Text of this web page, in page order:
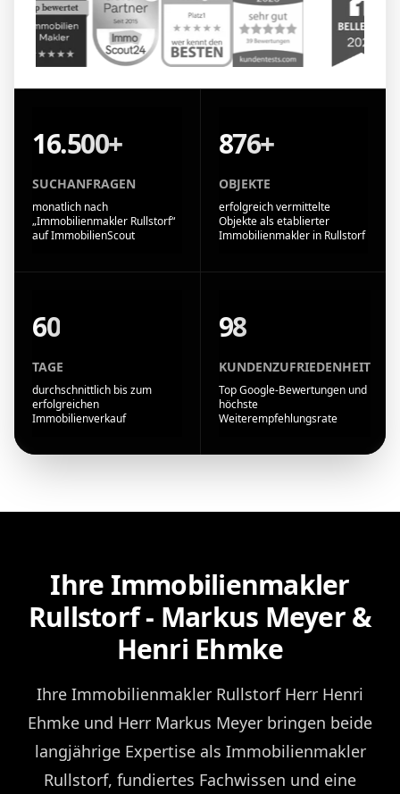
16.500+
SUCHANFRAGEN
monatlich nach
„Immobilienmakler Rullstorf“
auf ImmobilienScout
876+
OBJEKTE
erfolgreich vermittelte
Objekte als etablierter
Immobilienmakler in Rullstorf
60
TAGE
durchschnittlich bis zum
erfolgreichen
Immobilienverkauf
98
KUNDENZUFRIEDENHEIT
Top Google-Bewertungen und
höchste
Weiterempfehlungsrate
Ihre Immobilienmakler
Rullstorf - Markus Meyer &
Henri Ehmke
Ihre Immobilienmakler Rullstorf Herr Henri
Ehmke und Herr Markus Meyer bringen beide
langjährige Expertise als Immobilienmakler
Rullstorf, fundiertes Fachwissen und eine